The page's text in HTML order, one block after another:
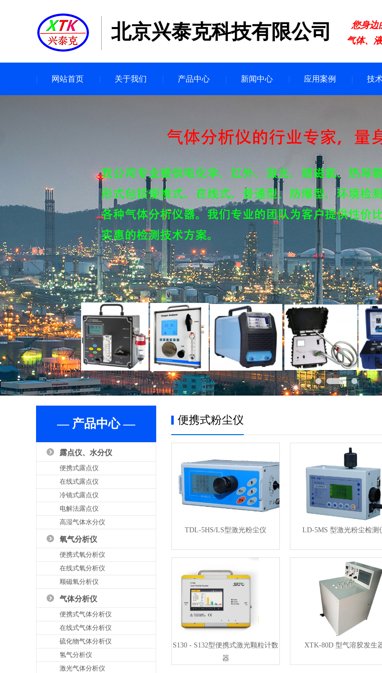
北京兴泰克科技有限公司
您身边
气体、
网站首页 关于我们 产品中心 新闻中心 应用案例 技
— 产品中心 —
露点仪、水分仪
便携式露点仪
在线式露点仪
冷镜式露点仪
电解法露点仪
高湿气体水分仪
氧气分析仪
便携式氧分析仪
在线式氧分析仪
顺磁氧分析仪
气体分析仪
便携式气体分析仪
在线式气体分析仪
硫化物气体分析仪
氢气分析仪
激光气体分析仪
便携式粉尘仪
TDL-5HS/LS型激光粉尘仪 LD-5MS 型激光粉尘检测
S130 - S132型便携式激光颗粒计数
器
XTK-80D 型气溶胶发生